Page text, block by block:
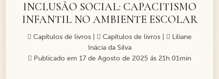
INCLUSÃO SOCIAL: CAPACITISMO
INFANTIL NO AMBIENTE ESCOLAR
Capítulos de livros Capítulos de livros
Liliane
Inácia da Silva
Publicado em 17 de Agosto de 2025 ás 21h 01min